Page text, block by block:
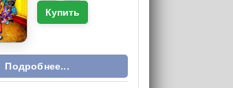
Купить
Подробнее...